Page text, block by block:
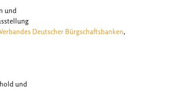
und
Deutscher Bürgschaftsbanken,
und